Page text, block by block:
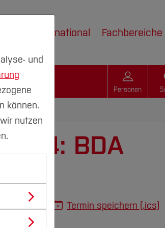
International Fachbereiche
Personen
BDA
Termin speichern (.ics)
und
können.
nutzen